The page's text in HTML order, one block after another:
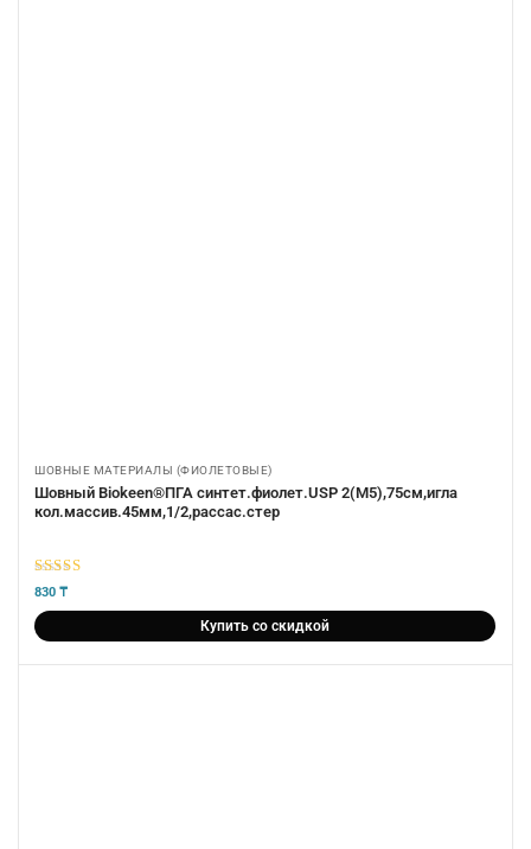
ШОВНЫЕ МАТЕРИАЛЫ (ФИОЛЕТОВЫЕ)
Шовный Biokeen®ПГА синтет.фиолет.USP 2(М5),75см,игла
кол.массив.45мм,1/2,рассас.стер
5из 5
830 ₸
Купить со скидкой